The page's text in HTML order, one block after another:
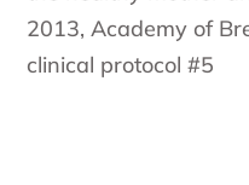
2013, Academy of
clinical protocol #5